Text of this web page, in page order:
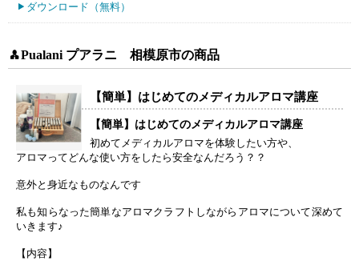
ダウンロード（無料）
Pualani プアラニ 相模原市の商品
【簡単】はじめてのメディカルアロマ講座
【簡単】はじめてのメディカルアロマ講座
初めてメディカルアロマを体験したい方や、
アロマってどんな使い方をしたら安全なんだろう？？
意外と身近なものなんです
私も知らなった簡単なアロマクラフトしながらアロマについて深めて
いきます♪
【内容】